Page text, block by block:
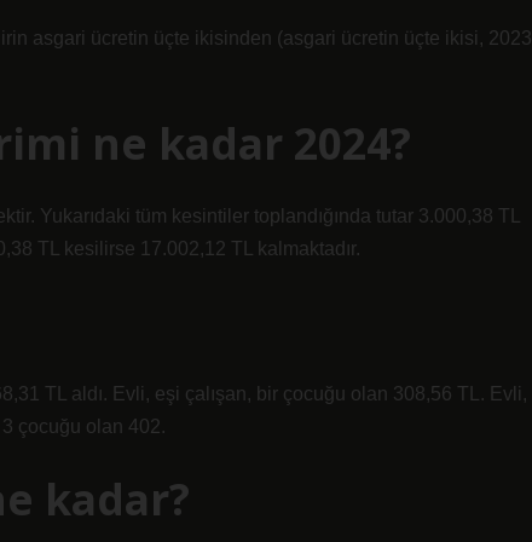
asgari ücretin üçte ikisinden (asgari ücretin üçte ikisi, 2023
ne kadar 2024?
Yukarıdaki tüm kesintiler toplandığında tutar 3.000,38 TL
TL kesilirse 17.002,12 TL kalmaktadır.
TL aldı. Evli, eşi çalışan, bir çocuğu olan 308,56 TL. Evli,
çocuğu olan 402.
kadar?